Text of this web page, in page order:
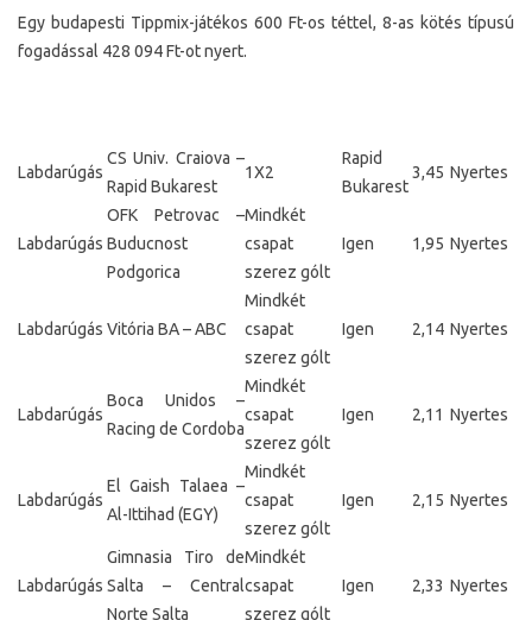
Egy budapesti Tippmix-játékos 600 Ft-os téttel, 8-as kötés típusú
fogadással 428 094 Ft-ot nyert.
Labdarúgás
CS Univ. Craiova –
Rapid Bukarest
1X2
Rapid
Bukarest
3,45 Nyertes
Labdarúgás
OFK Petrovac –
Buducnost
Podgorica
Mindkét
csapat
szerez gólt
Igen 1,95 Nyertes
Labdarúgás Vitória BA – ABC
Mindkét
csapat
szerez gólt
Igen 2,14 Nyertes
Labdarúgás
Boca Unidos –
Racing de Cordoba
Mindkét
csapat
szerez gólt
Igen 2,11 Nyertes
Labdarúgás
El Gaish Talaea –
Al-Ittihad (EGY)
Mindkét
csapat
szerez gólt
Igen 2,15 Nyertes
Labdarúgás
Gimnasia Tiro de
Salta – Central
Norte Salta
Mindkét
csapat
szerez gólt
Igen 2,33 Nyertes